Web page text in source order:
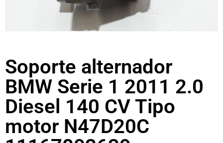
Soporte alternador
BMW Serie 1 2011 2.0
Diesel 140 CV Tipo
motor N47D20C